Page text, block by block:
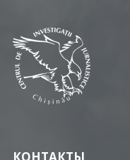
КОНТАКТЫ